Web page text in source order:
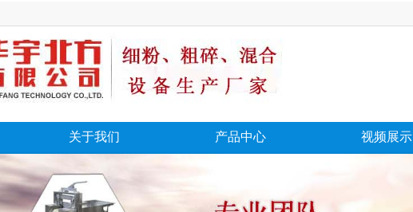
关于我们 产品中心 视频展示